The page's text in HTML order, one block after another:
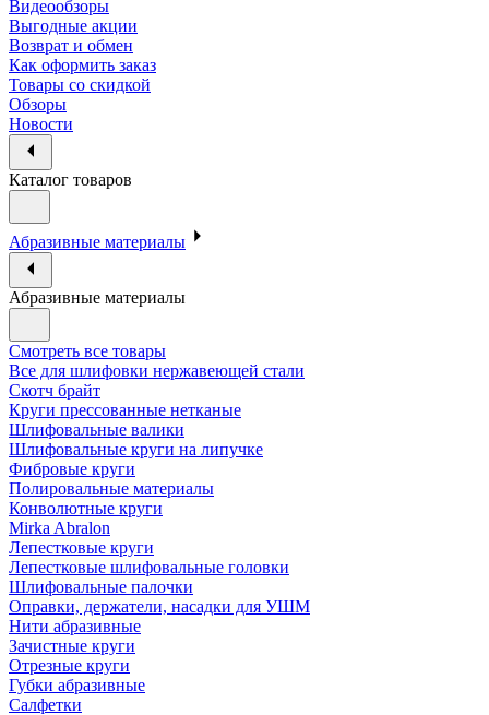
Видеообзоры
Выгодные акции
Возврат и обмен
Как оформить заказ
Товары со скидкой
Обзоры
Новости
Каталог товаров
Абразивные материалы
Абразивные материалы
Смотреть все товары
Все для шлифовки нержавеющей стали
Скотч брайт
Круги прессованные нетканые
Шлифовальные валики
Шлифовальные круги на липучке
Фибровые круги
Полировальные материалы
Конволютные круги
Mirka Abralon
Лепестковые круги
Лепестковые шлифовальные головки
Шлифовальные палочки
Оправки, держатели, насадки для УШМ
Нити абразивные
Зачистные круги
Отрезные круги
Губки абразивные
Салфетки